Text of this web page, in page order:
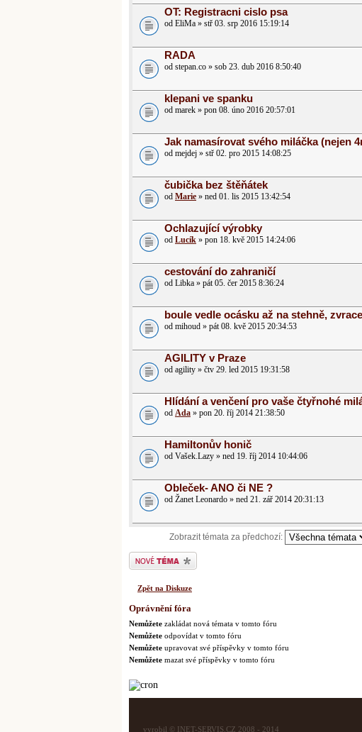
OT: Registracni cislo psa
od EliMa » stř 03. srp 2016 15:19:14
RADA
od stepan.co » sob 23. dub 2016 8:50:40
klepani ve spanku
od marek » pon 08. úno 2016 20:57:01
Jak namasírovat svého miláčka (nejen
od mejdej » stř 02. pro 2015 14:08:25
čubička bez štěňátek
od Marie » ned 01. lis 2015 13:42:54
Ochlazující výrobky
od Lucík » pon 18. kvě 2015 14:24:06
cestování do zahraničí
od Libka » pát 05. čer 2015 8:36:24
boule vedle ocásku až na stehně,
od mihoud » pát 08. kvě 2015 20:34:53
AGILITY v Praze
od agility » čtv 29. led 2015 19:31:58
Hlídání a venčení pro vaše čtyřnohé
od Ada » pon 20. říj 2014 21:38:50
Hamiltonův honič
od Vašek.Lazy » ned 19. říj 2014 10:44:06
Obleček- ANO či NE ?
od Žanet Leonardo » ned 21. zář 2014 20:31:13
Zobrazit témata za předchozí:
Odeslat nové téma
Zpět na Diskuze
Oprávnění fóra
Nemůžete zakládat nová témata v tomto fóru
Nemůžete odpovídat v tomto fóru
Nemůžete upravovat své příspěvky v tomto fóru
Nemůžete mazat své příspěvky v tomto fóru
vyrobil © INET-SERVIS.CZ 2008 - 2014